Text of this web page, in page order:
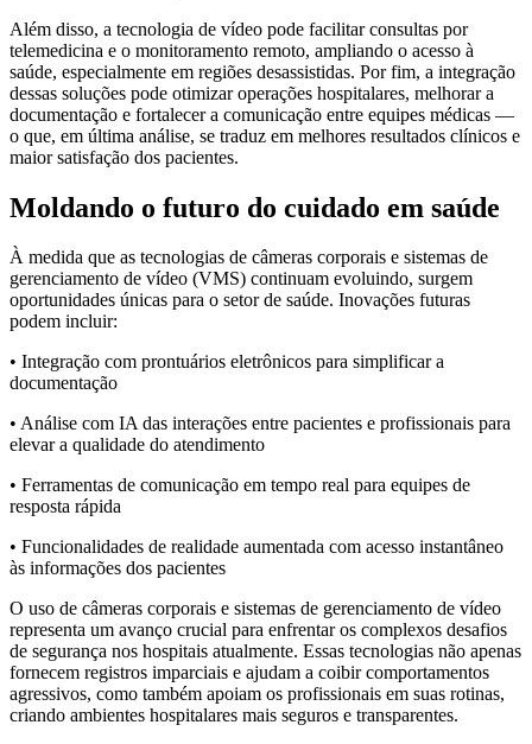
Além disso, a tecnologia de vídeo pode facilitar consultas por
telemedicina e o monitoramento remoto, ampliando o acesso à
saúde, especialmente em regiões desassistidas. Por fim, a integração
dessas soluções pode otimizar operações hospitalares, melhorar a
documentação e fortalecer a comunicação entre equipes médicas —
o que, em última análise, se traduz em melhores resultados clínicos e
maior satisfação dos pacientes.
Moldando o futuro do cuidado em saúde
À medida que as tecnologias de câmeras corporais e sistemas de
gerenciamento de vídeo (VMS) continuam evoluindo, surgem
oportunidades únicas para o setor de saúde. Inovações futuras
podem incluir:
• Integração com prontuários eletrônicos para simplificar a
documentação
• Análise com IA das interações entre pacientes e profissionais para
elevar a qualidade do atendimento
• Ferramentas de comunicação em tempo real para equipes de
resposta rápida
• Funcionalidades de realidade aumentada com acesso instantâneo
às informações dos pacientes
O uso de câmeras corporais e sistemas de gerenciamento de vídeo
representa um avanço crucial para enfrentar os complexos desafios
de segurança nos hospitais atualmente. Essas tecnologias não apenas
fornecem registros imparciais e ajudam a coibir comportamentos
agressivos, como também apoiam os profissionais em suas rotinas,
criando ambientes hospitalares mais seguros e transparentes.